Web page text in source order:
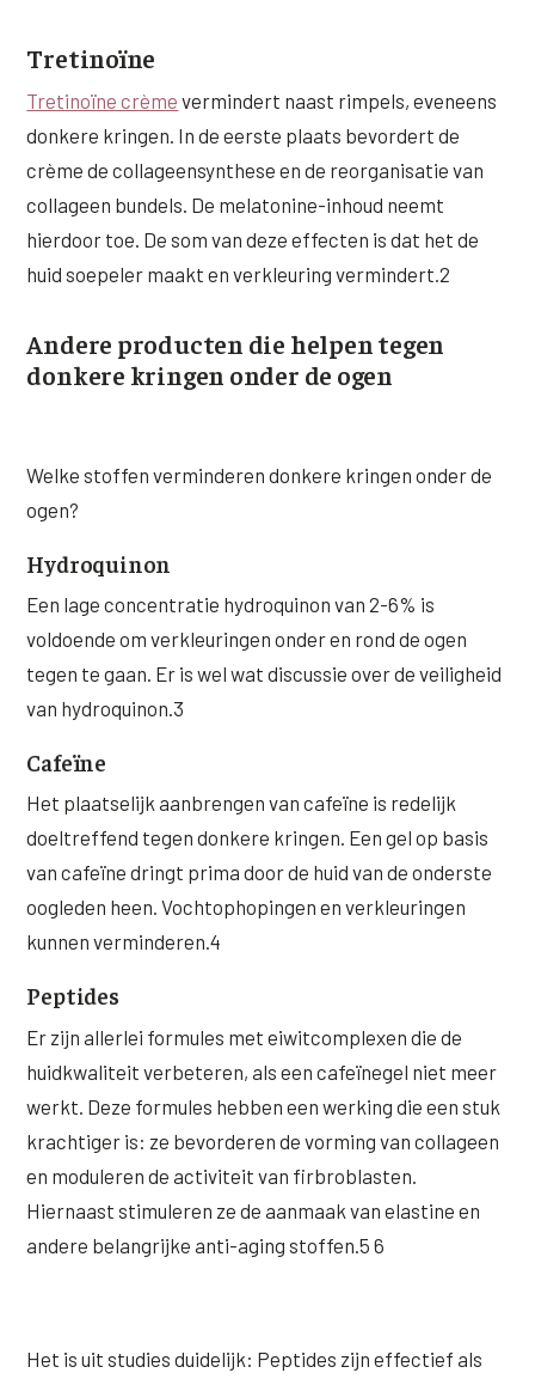
Tretinoïne
Tretinoïne crème vermindert naast rimpels, eveneens
donkere kringen. In de eerste plaats bevordert de
crème de collageensynthese en de reorganisatie van
collageen bundels. De melatonine-inhoud neemt
hierdoor toe. De som van deze effecten is dat het de
huid soepeler maakt en verkleuring vermindert.2
Andere producten die helpen tegen
donkere kringen onder de ogen
Welke stoffen verminderen donkere kringen onder de
ogen?
Hydroquinon
Een lage concentratie hydroquinon van 2-6% is
voldoende om verkleuringen onder en rond de ogen
tegen te gaan. Er is wel wat discussie over de veiligheid
van hydroquinon.3
Cafeïne
Het plaatselijk aanbrengen van cafeïne is redelijk
doeltreffend tegen donkere kringen. Een gel op basis
van cafeïne dringt prima door de huid van de onderste
oogleden heen. Vochtophopingen en verkleuringen
kunnen verminderen.4
Peptides
Er zijn allerlei formules met eiwitcomplexen die de
huidkwaliteit verbeteren, als een cafeïnegel niet meer
werkt. Deze formules hebben een werking die een stuk
krachtiger is: ze bevorderen de vorming van collageen
en moduleren de activiteit van firbroblasten.
Hiernaast stimuleren ze de aanmaak van elastine en
andere belangrijke anti-aging stoffen.5 6
Het is uit studies duidelijk: Peptides zijn effectief als